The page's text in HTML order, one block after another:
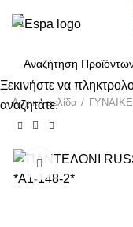
Αρχική σελίδα
Click to enlarge
Ξεκινήστε να
αναζητάτε.